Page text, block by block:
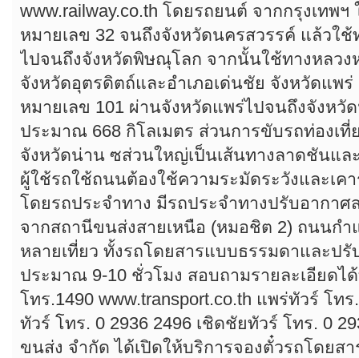
www.railway.co.th โดยรถยนต์ จากกรุงเทพฯ
หมายเลข 32 จนถึงจังหวัดนครสวรรค์ แล้วใช้
ไปจนถึงจังหวัดพิษณุโลก จากนั้นใช้ทางหลวง
จังหวัดอุตรดิตถ์และอำเภอเด่นชัย จังหวัดแพร่
หมายเลข 101 ผ่านจังหวัดแพร่ไปจนถึงจังหวั
ประมาณ 668 กิโลเมตร ส่วนการขับรถท่องเ
จังหวัดน่าน ซส่วนใหญ่เป็นเส้นทางลาดชันแล
ผู้ใช้รถใช้ถนนต้องใช้ความระมัดระวังและเค
โดยรถประจำทาง มีรถประจำทางปรับอากาศ
จากสถานีขนส่งสายเหนือ (หมอชิต 2) ถนนกำ
หลายเที่ยว ทั้งรถโดยสารแบบธรรมดาและปรั
ประมาณ 9-10 ชั่วโมง สอบถามรายละเอียด
โทร.1490 www.transport.co.th แพร่ทัวร์ โท
ทัวร์ โทร. 0 2936 2496 เชิดชัยทัวร์ โทร. 0
ขนส่ง จำกัด ได้เปิดให้บริการจองตั๋วรถโดยส